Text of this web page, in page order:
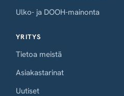
Ulko- ja DOOH-mainonta
YRITYS
Tietoa meistä
Asiakastarinat
Uutiset